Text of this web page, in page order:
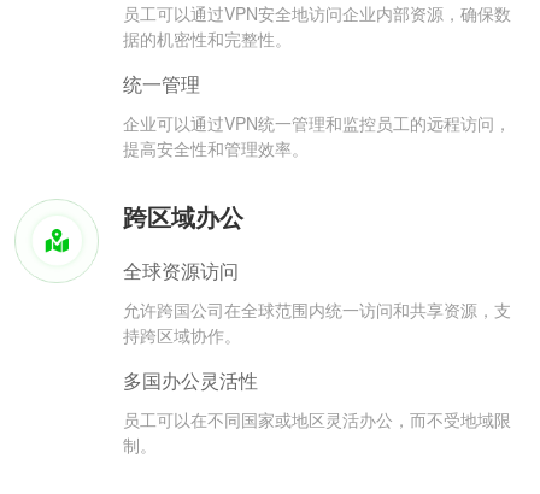
员工可以通过VPN安全地访问企业内部资源，确保数
据的机密性和完整性。
统一管理
企业可以通过VPN统一管理和监控员工的远程访问，
提高安全性和管理效率。
跨区域办公
全球资源访问
允许跨国公司在全球范围内统一访问和共享资源，支
持跨区域协作。
多国办公灵活性
员工可以在不同国家或地区灵活办公，而不受地域限
制。